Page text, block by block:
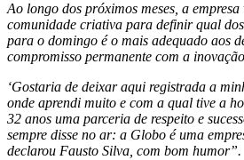
Ao longo dos próximos meses, a
comunidade criativa para definir qual
para o domingo é o mais adequado aos
compromisso permanente com a
‘Gostaria de deixar aqui registrada a
onde aprendi muito e com a qual tive a
32 anos uma parceria de respeito e
sempre disse no ar: a Globo é uma
declarou Fausto Silva, com bom humor”.